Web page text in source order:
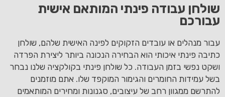
שולחן עבודה פינתי המותאם אישית
עבורכם
עבור מנהלים או עובדים הזקוקים לפינה האישית שלהם, שולחן
כתיבה פינתי איכותי הוא הבחירה הנכונה ביותר ליצירת הפרדה
ושקט נפשי בזמן העבודה. כל שולחן פינתי בקולקציה שלנו נבחר
בשל עמידות החומרים והגימור המוקפד שלו. אתם מוזמנים
להתרשם ממגוון רחב של עיצובים, סגנונות ומחירים המותאמים